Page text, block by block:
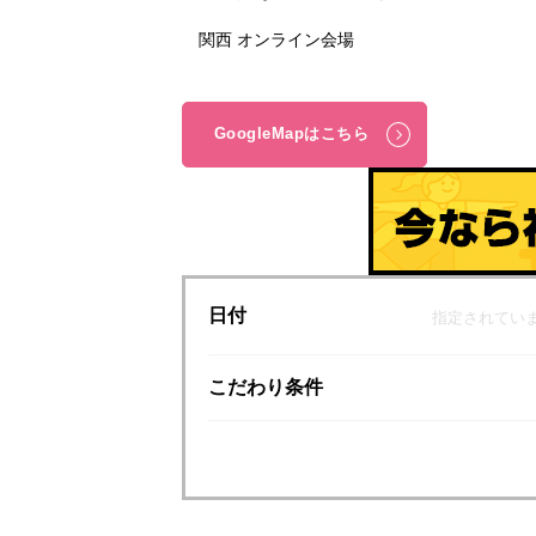
関西 オンライン会場
GoogleMapはこちら
日付 指定されてい
こだわり条件